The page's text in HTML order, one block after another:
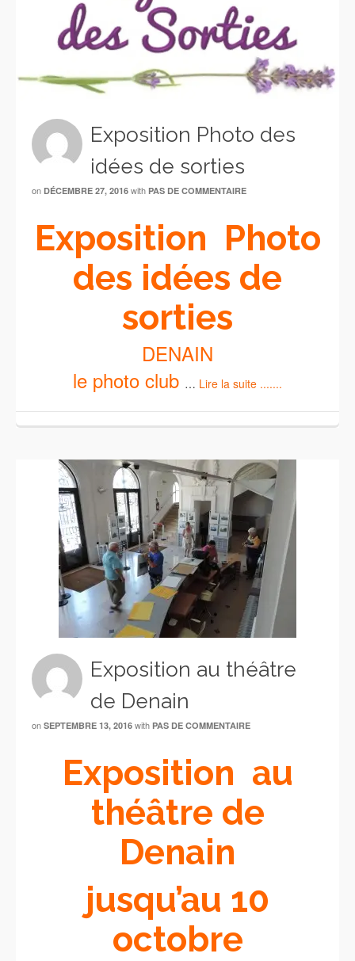
Exposition Photo des
idées de sorties
on DÉCEMBRE 27, 2016 with PAS DE COMMENTAIRE
Exposition Photo
des idées de
sorties
DENAIN
le photo club … Lire la suite .......
Exposition au théâtre
de Denain
on SEPTEMBRE 13, 2016 with PAS DE COMMENTAIRE
Exposition au
théâtre de
Denain
jusqu’au 10
octobre